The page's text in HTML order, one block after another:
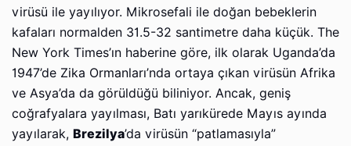
virüsü ile yayılıyor. Mikrosefali ile doğan bebeklerin
kafaları normalden 31.5-32 santimetre daha küçük. The
New York Times’ın haberine göre, ilk olarak Uganda’da
1947’de Zika Ormanları’nda ortaya çıkan virüsün Afrika
ve Asya’da da görüldüğü biliniyor. Ancak, geniş
coğrafyalara yayılması, Batı yarıkürede Mayıs ayında
yayılarak, Brezilya’da virüsün “patlamasıyla”